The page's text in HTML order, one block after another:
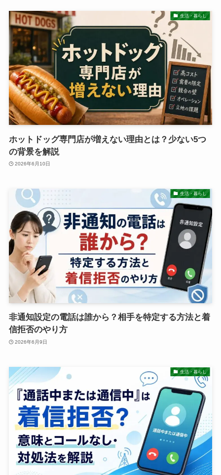
生活・暮らし
ホットドッグ専門店が増えない理由とは？少ない5つ
の背景を解説
2026年6月10日
生活・暮らし
非通知設定の電話は誰から？相手を特定する方法と着
信拒否のやり方
2026年6月9日
生活・暮らし